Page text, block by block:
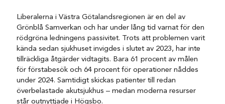
Liberalerna i Västra Götalandsregionen är en del av
Grönblå Samverkan och har under lång tid varnat för den
rödgröna ledningens passivitet. Trots att problemen varit
kända sedan sjukhuset invigdes i slutet av 2023, har inte
tillräckliga åtgärder vidtagits. Bara 61 procent av målen
för förstabesök och 64 procent för operationer nåddes
under 2024. Samtidigt skickas patienter till redan
överbelastade akutsjukhus – medan moderna resurser
står outnyttjade i Högsbo.